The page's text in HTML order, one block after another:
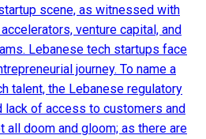
scene, as witnessed with
venture capital, and
Lebanese tech startups face
journey. To name a
talent, the Lebanese regulatory
lack of access to customers and
all doom and gloom; as there are